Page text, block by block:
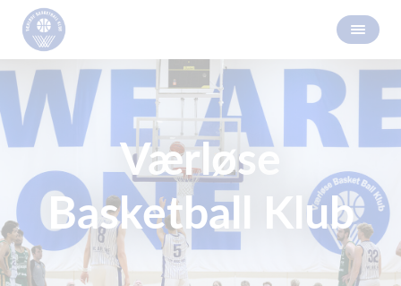
Værløse
Basketball Klub